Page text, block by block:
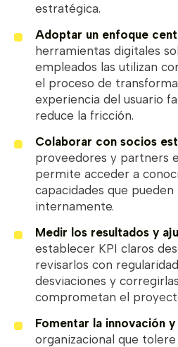
estratégica.
Adoptar un enfoque
herramientas digitales
empleados las utilizan
el proceso de
experiencia del usuario
reduce la fricción.
Colaborar con socios
proveedores y partners
permite acceder a
capacidades que
internamente.
Medir los resultados y
establecer KPI claros
revisarlos con
desviaciones y
comprometan el
Fomentar la innovación y
organizacional que